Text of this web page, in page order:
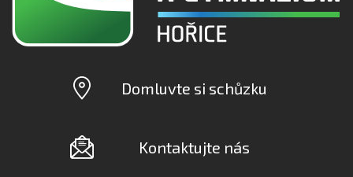
Domluvte si schůzku
Kontaktujte nás